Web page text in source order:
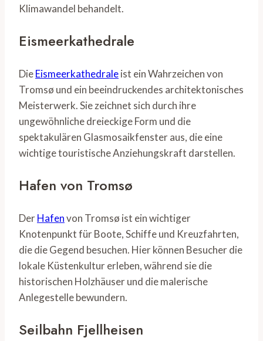
Klimawandel behandelt.
Eismeerkathedrale
DieEismeerkathedraleist ein Wahrzeichen von
Tromsø und ein beeindruckendes architektonisches
Meisterwerk. Sie zeichnet sich durch ihre
ungewöhnliche dreieckige Form und die
spektakulären Glasmosaikfenster aus, die eine
wichtige touristische Anziehungskraft darstellen.
Hafen von Tromsø
DerHafenvon Tromsø ist ein wichtiger
Knotenpunkt für Boote, Schiffe und Kreuzfahrten,
die die Gegend besuchen. Hier können Besucher die
lokale Küstenkultur erleben, während sie die
historischen Holzhäuser und die malerische
Anlegestelle bewundern.
Seilbahn Fjellheisen